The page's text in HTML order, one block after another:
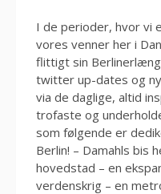
I de perioder, hvor vi
vores venner her i
flittigt sin
twitter up-dates og
via de daglige, altid
trofaste og
som følgende er
Berlin! – Damahls bis
hovedstad – en
verdenskrig – en